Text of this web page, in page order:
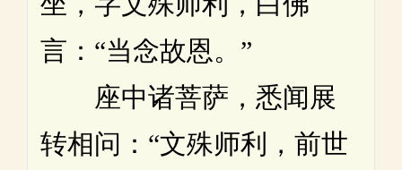
言：“当念故恩。”
座中诸菩萨，悉闻展
转相问：“文殊师利，前世